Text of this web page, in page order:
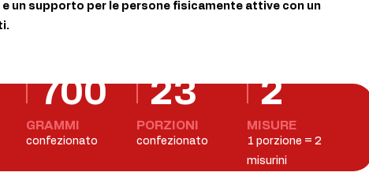
un supporto per le persone fisicamente attive con un
700
GRAMMI
confezionato
23
PORZIONI
confezionato
2
MISURE
1 porzione = 2
misurini